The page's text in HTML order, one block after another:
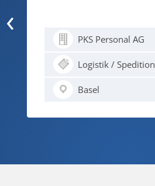
PKS Personal AG
Logistik / Spedition
Basel
‹